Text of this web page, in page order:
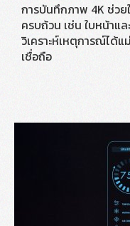
การบันทึกภาพ 4K ช่วย
ครบถ้วน เช่น ใบหน้าแ
วิเคราะห์เหตุการณ์ได้
เชื่อถือ